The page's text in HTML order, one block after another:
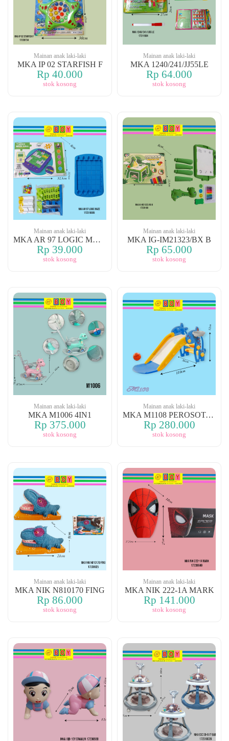
Mainan anak laki-laki
MKA IP 02 STARFISH F
Rp 40.000
stok kosong
Mainan anak laki-laki
MKA 1240/241/JJ55LE
Rp 64.000
stok kosong
Mainan anak laki-laki
MKA AR 97 LOGIC MAZE
Rp 39.000
stok kosong
Mainan anak laki-laki
MKA IG-IM21323/BX B
Rp 65.000
stok kosong
Mainan anak laki-laki
MKA M1006 4IN1
Rp 375.000
stok kosong
Mainan anak laki-laki
MKA M1108 PEROSOTAN
Rp 280.000
stok kosong
Mainan anak laki-laki
MKA NIK N810170 FING
Rp 86.000
stok kosong
Mainan anak laki-laki
MKA NIK 222-1A MARK
Rp 141.000
stok kosong